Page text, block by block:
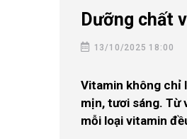
Dưỡng chất
13/10/2025 18:00
Vitamin không chỉ
mịn, tươi sáng. Từ
mỗi loại vitamin